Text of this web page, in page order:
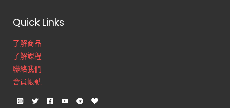
Quick Links
了解商品
了解課程
聯絡我們
會員帳號